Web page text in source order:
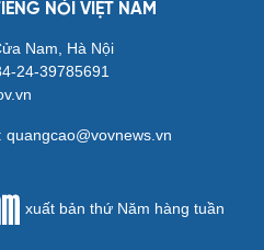
NÓI VIỆT NAM
Nam, Hà Nội
24-39785691
xuất bản thứ Năm hàng tuần